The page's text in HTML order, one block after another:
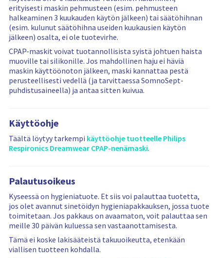
…
r
e
s
e
t
erityisesti maskin pehmusteen (esim. pehmusteen
halkeaminen 3 kuukauden käytön jälkeen) tai säätöhihnan
(esim. kulunut säätöhihna useiden kuukausien käytön
jälkeen) osalta, ei ole tuotevirhe.
CPAP-maskit voivat tuotannollisista syistä johtuen haista
muoville tai silikonille. Jos mahdollinen haju ei häviä
maskin käyttöönoton jälkeen, maski kannattaa pestä
perusteellisesti vedellä (ja tarvittaessa SomnoSept-
puhdistusaineella) ja antaa sitten kuivua.
Käyttöohje
Täältä löytyy tarkempi käyttöohje tuotteelle Philips
Respironics Dreamwear CPAP-nenämaski.
Palautusoikeus
Kyseessä on hygieniatuote. Et siis voi palauttaa tuotetta,
jos olet avannut sinetöidyn hygieniapakkauksen, jossa tuote
toimitetaan. Jos pakkaus on avaamaton, voit palauttaa sen
meille 30 päivän kuluessa sen vastaanottamisesta.
Tämä ei koske lakisääteistä takuuoikeutta, etenkään
viallisen tuotteen kohdalla.